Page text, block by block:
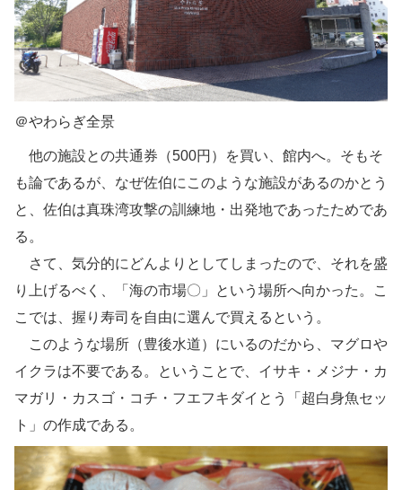
＠やわらぎ全景
他の施設との共通券（500円）を買い、館内へ。そもそ
も論であるが、なぜ佐伯にこのような施設があるのかとう
と、佐伯は真珠湾攻撃の訓練地・出発地であったためであ
る。
さて、気分的にどんよりとしてしまったので、それを盛
り上げるべく、「海の市場〇」という場所へ向かった。こ
こでは、握り寿司を自由に選んで買えるという。
このような場所（豊後水道）にいるのだから、マグロや
イクラは不要である。ということで、イサキ・メジナ・カ
マガリ・カスゴ・コチ・フエフキダイとう「超白身魚セッ
ト」の作成である。